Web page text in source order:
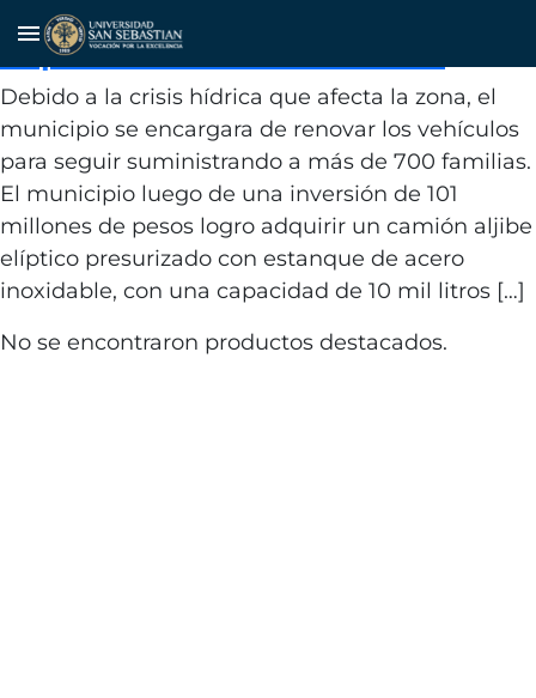
menu
Plan de gestión del agua
implementado en el destino
Debido a la crisis hídrica que afecta la zona, el
municipio se encargara de renovar los vehículos
para seguir suministrando a más de 700 familias.
El municipio luego de una inversión de 101
millones de pesos logro adquirir un camión aljibe
elíptico presurizado con estanque de acero
inoxidable, con una capacidad de 10 mil litros […]
No se encontraron productos destacados.